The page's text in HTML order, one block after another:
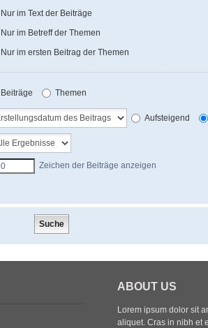
Nur im Text der Beiträge
Nur im Betreff der Themen
Nur im ersten Beitrag der Themen
Beiträge Themen
Aufsteigend
Zeichen der Beiträge anzeigen
ABOUT US
Lorem ipsum dolor sit
aliquet. Cras in nibh et